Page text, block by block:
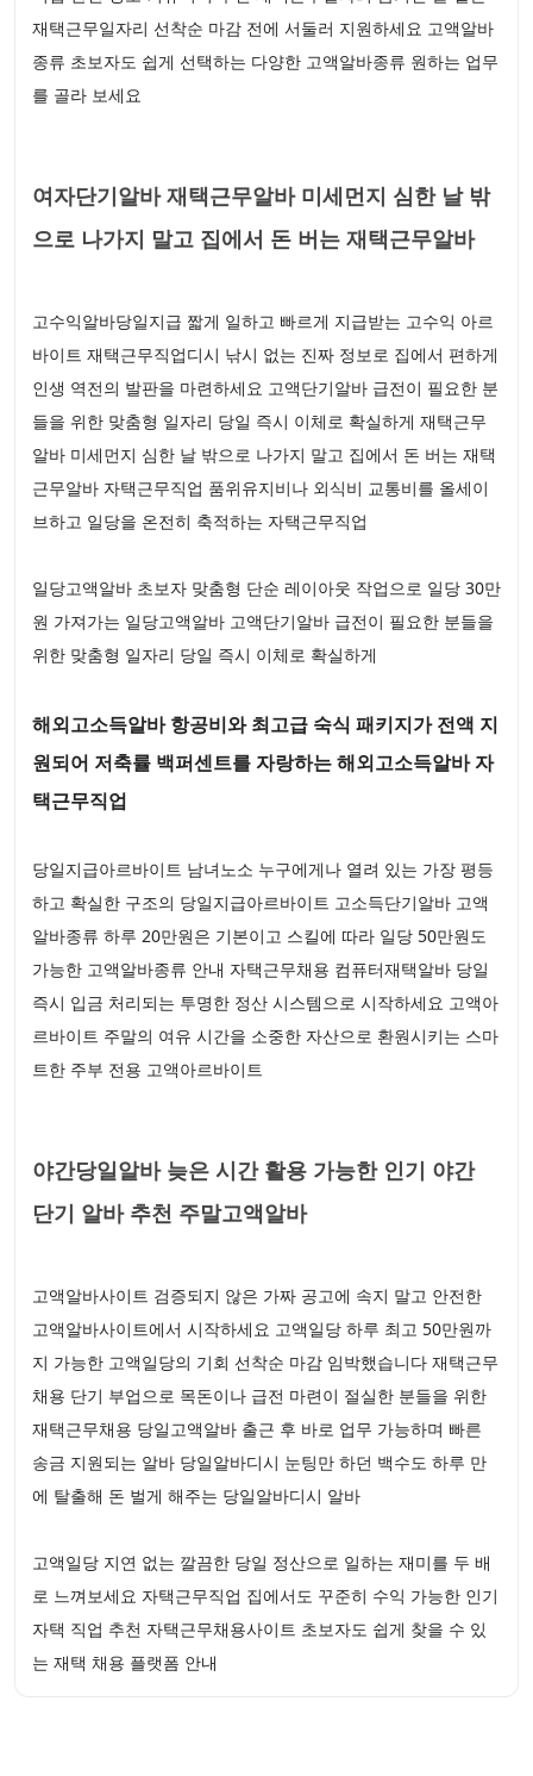
재택근무일자리 선착순 마감 전에 서둘러 지원하세요 고액알바
종류 초보자도 쉽게 선택하는 다양한 고액알바종류 원하는 업무
를 골라 보세요
여자단기알바 재택근무알바 미세먼지 심한 날 밖
으로 나가지 말고 집에서 돈 버는 재택근무알바
고수익알바당일지급 짧게 일하고 빠르게 지급받는 고수익 아르
바이트 재택근무직업디시 낚시 없는 진짜 정보로 집에서 편하게
인생 역전의 발판을 마련하세요 고액단기알바 급전이 필요한 분
들을 위한 맞춤형 일자리 당일 즉시 이체로 확실하게 재택근무
알바 미세먼지 심한 날 밖으로 나가지 말고 집에서 돈 버는 재택
근무알바 자택근무직업 품위유지비나 외식비 교통비를 올세이
브하고 일당을 온전히 축적하는 자택근무직업
일당고액알바 초보자 맞춤형 단순 레이아웃 작업으로 일당 30만
원 가져가는 일당고액알바 고액단기알바 급전이 필요한 분들을
위한 맞춤형 일자리 당일 즉시 이체로 확실하게
해외고소득알바 항공비와 최고급 숙식 패키지가 전액 지
원되어 저축률 백퍼센트를 자랑하는 해외고소득알바 자
택근무직업
당일지급아르바이트 남녀노소 누구에게나 열려 있는 가장 평등
하고 확실한 구조의 당일지급아르바이트 고소득단기알바 고액
알바종류 하루 20만원은 기본이고 스킬에 따라 일당 50만원도
가능한 고액알바종류 안내 자택근무채용 컴퓨터재택알바 당일
즉시 입금 처리되는 투명한 정산 시스템으로 시작하세요 고액아
르바이트 주말의 여유 시간을 소중한 자산으로 환원시키는 스마
트한 주부 전용 고액아르바이트
야간당일알바 늦은 시간 활용 가능한 인기 야간
단기 알바 추천 주말고액알바
고액알바사이트 검증되지 않은 가짜 공고에 속지 말고 안전한
고액알바사이트에서 시작하세요 고액일당 하루 최고 50만원까
지 가능한 고액일당의 기회 선착순 마감 임박했습니다 재택근무
채용 단기 부업으로 목돈이나 급전 마련이 절실한 분들을 위한
재택근무채용 당일고액알바 출근 후 바로 업무 가능하며 빠른
송금 지원되는 알바 당일알바디시 눈팅만 하던 백수도 하루 만
에 탈출해 돈 벌게 해주는 당일알바디시 알바
고액일당 지연 없는 깔끔한 당일 정산으로 일하는 재미를 두 배
로 느껴보세요 자택근무직업 집에서도 꾸준히 수익 가능한 인기
자택 직업 추천 자택근무채용사이트 초보자도 쉽게 찾을 수 있
는 재택 채용 플랫폼 안내